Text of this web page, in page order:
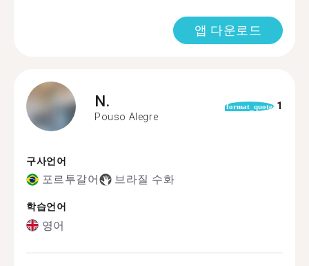
앱 다운로드
N.
Pouso Alegre
format_quote 1
구사언어
포르투갈어 브라질 수화
학습언어
영어